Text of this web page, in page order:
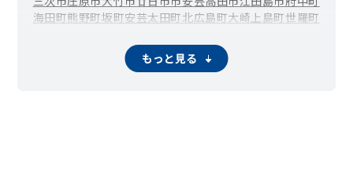
海田町熊野町坂町安芸太田町北広島町大崎上島町世羅町
もっと見る